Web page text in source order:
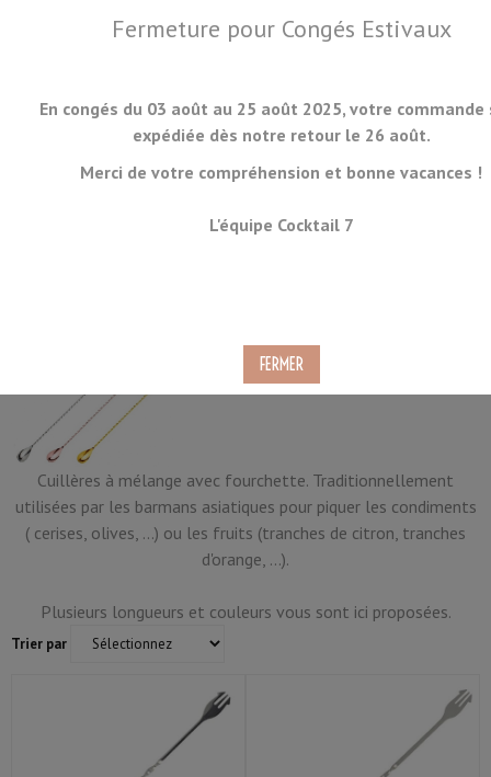
MENU
Fermeture pour Congés Estivaux
En congés du 03 août au 25 août 2025, votre commande
expédiée dès notre retour le 26 août.
Merci de votre compréhension et bonne vacances !
L'équipe Cocktail 7
Cuillères à mélange avec fourchette. Traditionnellement
utilisées par les barmans asiatiques pour piquer les condiments
( cerises, olives, ...) ou les fruits (tranches de citron, tranches
d'orange, ...).
Plusieurs longueurs et couleurs vous sont ici proposées.
Trier par